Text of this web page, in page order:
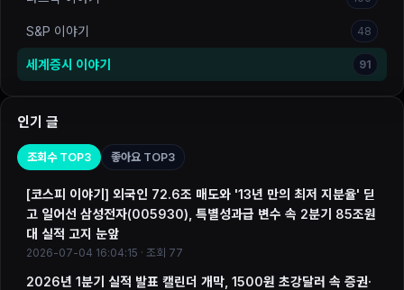
S&P 이야기 48
세계증시 이야기 91
인기 글
조회수 TOP3 좋아요 TOP3
[코스피 이야기] 외국인 72.6조 매도와 '13년 만의 최저 지분율' 딛
고 일어선 삼성전자(005930), 특별성과급 변수 속 2분기 85조원
대 실적 고지 눈앞
2026-07-04 16:04:15 · 조회 77
2026년 1분기 실적 발표 캘린더 개막, 1500원 초강달러 속 증권·